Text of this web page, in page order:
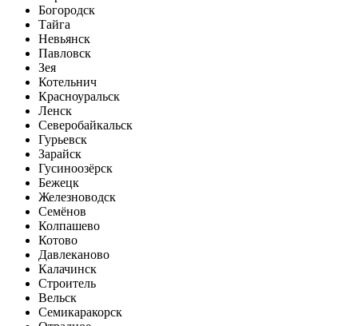
Богородск
Тайга
Невьянск
Павловск
Зея
Котельнич
Красноуральск
Ленск
Северобайкальск
Гурьевск
Зарайск
Гусиноозёрск
Бежецк
Железноводск
Семёнов
Колпашево
Котово
Давлеканово
Калачинск
Строитель
Вельск
Семикаракорск